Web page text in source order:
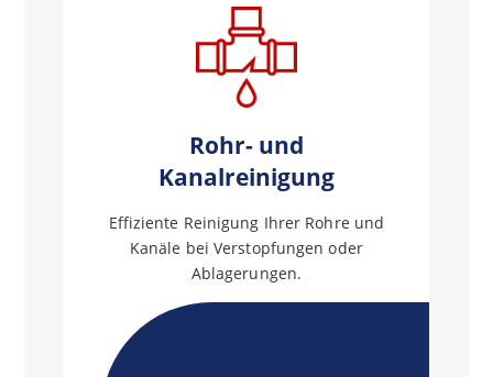
Rohr- und
Kanalreinigung
Effiziente Reinigung Ihrer Rohre und
Kanäle bei Verstopfungen oder
Ablagerungen.